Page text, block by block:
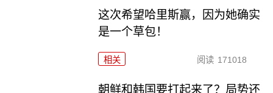
这次希望哈里斯赢，因为她确实
是一个草包！
相关 阅读 171018
朝鲜和韩国要打起来了？局势还